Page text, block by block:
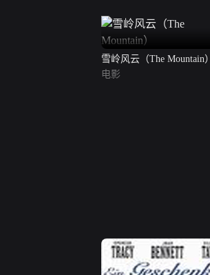
雪岭风云（The Mountain）
电影